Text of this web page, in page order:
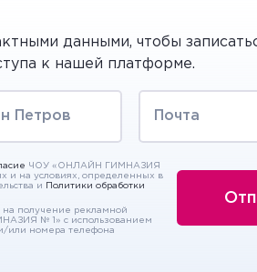
данными, чтобы
к нашей платформе.
ЧОУ «ОНЛАЙН ГИМНАЗИЯ
и на условиях, определенных в
и
Политики обработки
получение рекламной
№ 1» с использованием
или номера телефона